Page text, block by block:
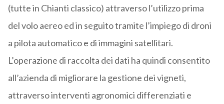
(tutte in Chianti classico) attraverso l’utilizzo prima
del volo aereo ed in seguito tramite l’impiego di droni
a pilota automatico e di immagini satellitari.
L’operazione di raccolta dei dati ha quindi consentito
all’azienda di migliorare la gestione dei vigneti,
attraverso interventi agronomici differenziati e